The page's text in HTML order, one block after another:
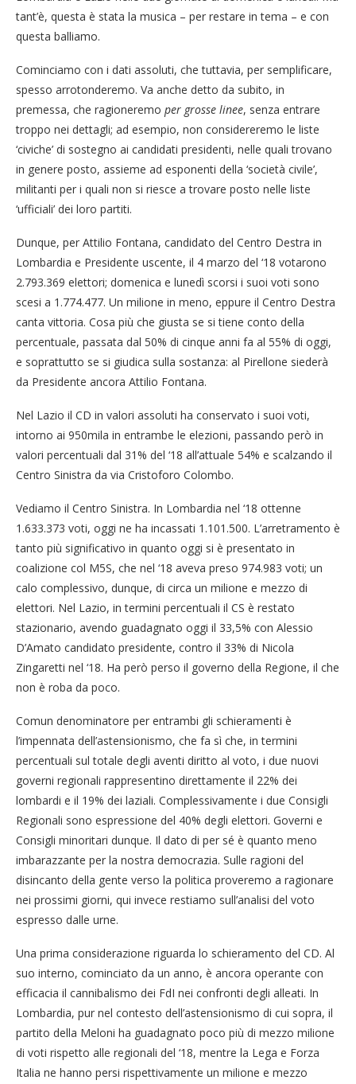
tant’è, questa è stata la musica – per restare in tema – e con
questa balliamo.
Cominciamo con i dati assoluti, che tuttavia, per semplificare,
spesso arrotonderemo. Va anche detto da subito, in
premessa, che ragioneremo per grosse linee, senza entrare
troppo nei dettagli; ad esempio, non considereremo le liste
‘civiche’ di sostegno ai candidati presidenti, nelle quali trovano
in genere posto, assieme ad esponenti della ‘società civile’,
militanti per i quali non si riesce a trovare posto nelle liste
‘ufficiali’ dei loro partiti.
Dunque, per Attilio Fontana, candidato del Centro Destra in
Lombardia e Presidente uscente, il 4 marzo del ‘18 votarono
2.793.369 elettori; domenica e lunedì scorsi i suoi voti sono
scesi a 1.774.477. Un milione in meno, eppure il Centro Destra
canta vittoria. Cosa più che giusta se si tiene conto della
percentuale, passata dal 50% di cinque anni fa al 55% di oggi,
e soprattutto se si giudica sulla sostanza: al Pirellone siederà
da Presidente ancora Attilio Fontana.
Nel Lazio il CD in valori assoluti ha conservato i suoi voti,
intorno ai 950mila in entrambe le elezioni, passando però in
valori percentuali dal 31% del ‘18 all’attuale 54% e scalzando il
Centro Sinistra da via Cristoforo Colombo.
Vediamo il Centro Sinistra. In Lombardia nel ‘18 ottenne
1.633.373 voti, oggi ne ha incassati 1.101.500. L’arretramento è
tanto più significativo in quanto oggi si è presentato in
coalizione col M5S, che nel ‘18 aveva preso 974.983 voti; un
calo complessivo, dunque, di circa un milione e mezzo di
elettori. Nel Lazio, in termini percentuali il CS è restato
stazionario, avendo guadagnato oggi il 33,5% con Alessio
D’Amato candidato presidente, contro il 33% di Nicola
Zingaretti nel ‘18. Ha però perso il governo della Regione, il che
non è roba da poco.
Comun denominatore per entrambi gli schieramenti è
l’impennata dell’astensionismo, che fa sì che, in termini
percentuali sul totale degli aventi diritto al voto, i due nuovi
governi regionali rappresentino direttamente il 22% dei
lombardi e il 19% dei laziali. Complessivamente i due Consigli
Regionali sono espressione del 40% degli elettori. Governi e
Consigli minoritari dunque. Il dato di per sé è quanto meno
imbarazzante per la nostra democrazia. Sulle ragioni del
disincanto della gente verso la politica proveremo a ragionare
nei prossimi giorni, qui invece restiamo sull’analisi del voto
espresso dalle urne.
Una prima considerazione riguarda lo schieramento del CD. Al
suo interno, cominciato da un anno, è ancora operante con
efficacia il cannibalismo dei FdI nei confronti degli alleati. In
Lombardia, pur nel contesto dell’astensionismo di cui sopra, il
partito della Meloni ha guadagnato poco più di mezzo milione
di voti rispetto alle regionali del ‘18, mentre la Lega e Forza
Italia ne hanno persi rispettivamente un milione e mezzo